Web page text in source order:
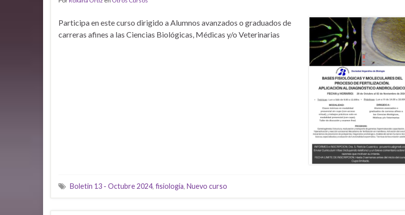
Participa en este curso dirigido a Alumnos avanzados o graduados de
carreras afines a las Ciencias Biológicas, Médicas y/o Veterinarias
Boletin 13 - Octubre 2024, fisiologia, Nuevo curso